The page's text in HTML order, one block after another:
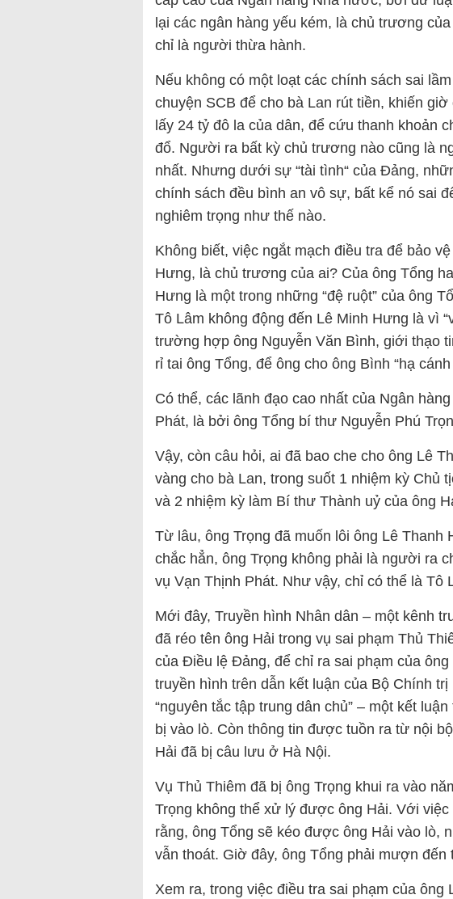
lại các ngân hàng yếu kém, là chủ trương
chỉ là người thừa hành.
Nếu không có một loạt các chính sách sai
chuyện SCB để cho bà Lan rút tiền, khiến
lấy 24 tỷ đô la của dân, để cứu thanh khoản
đổ. Người ra bất kỳ chủ trương nào cũng là
nhất. Nhưng dưới sự “tài tình“ của Đảng,
chính sách đều bình an vô sự, bất kể nó sai
nghiêm trọng như thế nào.
Không biết, việc ngắt mạch điều tra để bảo
Hưng, là chủ trương của ai? Của ông Tổng
Hưng là một trong những “đệ ruột” của ông
Tô Lâm không động đến Lê Minh Hưng là vì
trường hợp ông Nguyễn Văn Bình, giới thạo
rỉ tai ông Tổng, để ông cho ông Bình “hạ cánh
Có thể, các lãnh đạo cao nhất của Ngân
Phát, là bởi ông Tổng bí thư Nguyễn Phú
Vậy, còn câu hỏi, ai đã bao che cho ông Lê
vàng cho bà Lan, trong suốt 1 nhiệm kỳ Chủ
và 2 nhiệm kỳ làm Bí thư Thành uỷ của ông
Từ lâu, ông Trọng đã muốn lôi ông Lê Thanh
chắc hẳn, ông Trọng không phải là người ra
vụ Vạn Thịnh Phát. Như vậy, chỉ có thể là Tô
Mới đây, Truyền hình Nhân dân – một kênh
đã réo tên ông Hải trong vụ sai phạm Thủ
của Điều lệ Đảng, để chỉ ra sai phạm của
truyền hình trên dẫn kết luận của Bộ Chính
“nguyên tắc tập trung dân chủ” – một kết
bị vào lò. Còn thông tin được tuồn ra từ nội
Hải đã bị câu lưu ở Hà Nội.
Vụ Thủ Thiêm đã bị ông Trọng khui ra vào
Trọng không thể xử lý được ông Hải. Với
rằng, ông Tổng sẽ kéo được ông Hải vào lò,
vẫn thoát. Giờ đây, ông Tổng phải mượn đến
Xem ra, trong việc điều tra sai phạm của ông